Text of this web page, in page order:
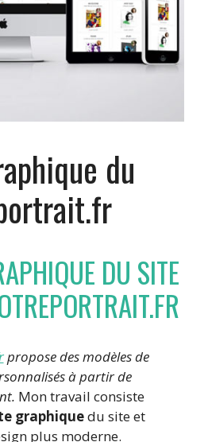
du
DU SITE
propose des modèles de
à partir de
Mon travail consiste
graphiquedu site et
plus moderne.